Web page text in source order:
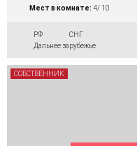
Мест в комнате: 4/ 10
РФ
СНГ
Дальнее зарубежье
СОБСТВЕННИК